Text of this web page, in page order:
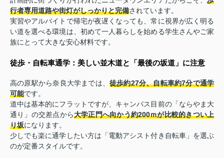
行者専用道路や街灯がしっかりと完備されています。
実習やアルバイトで帰宅が夜遅くなっても、常に視界が広く明る
い道を選べる環境は、初めて一人暮らしを始める学生さんやご家
族にとって大きな安心材料です。
徒歩・自転車通学：美しい並木道と「最後の坂道」に注意
高の原駅から奈良大学までは、 徒歩約27分、自転車約7分で通学
可能です。
道中は基本的にフラットですが、キャンパス目前の「ならやま大
通り」の交差点から大学正門へ向かう約200ｍが比較的きつい上
り坂になります。
少しでも楽に通学したい方は「電動アシスト付き自転車」を選ぶ
のが定番スタイルです。